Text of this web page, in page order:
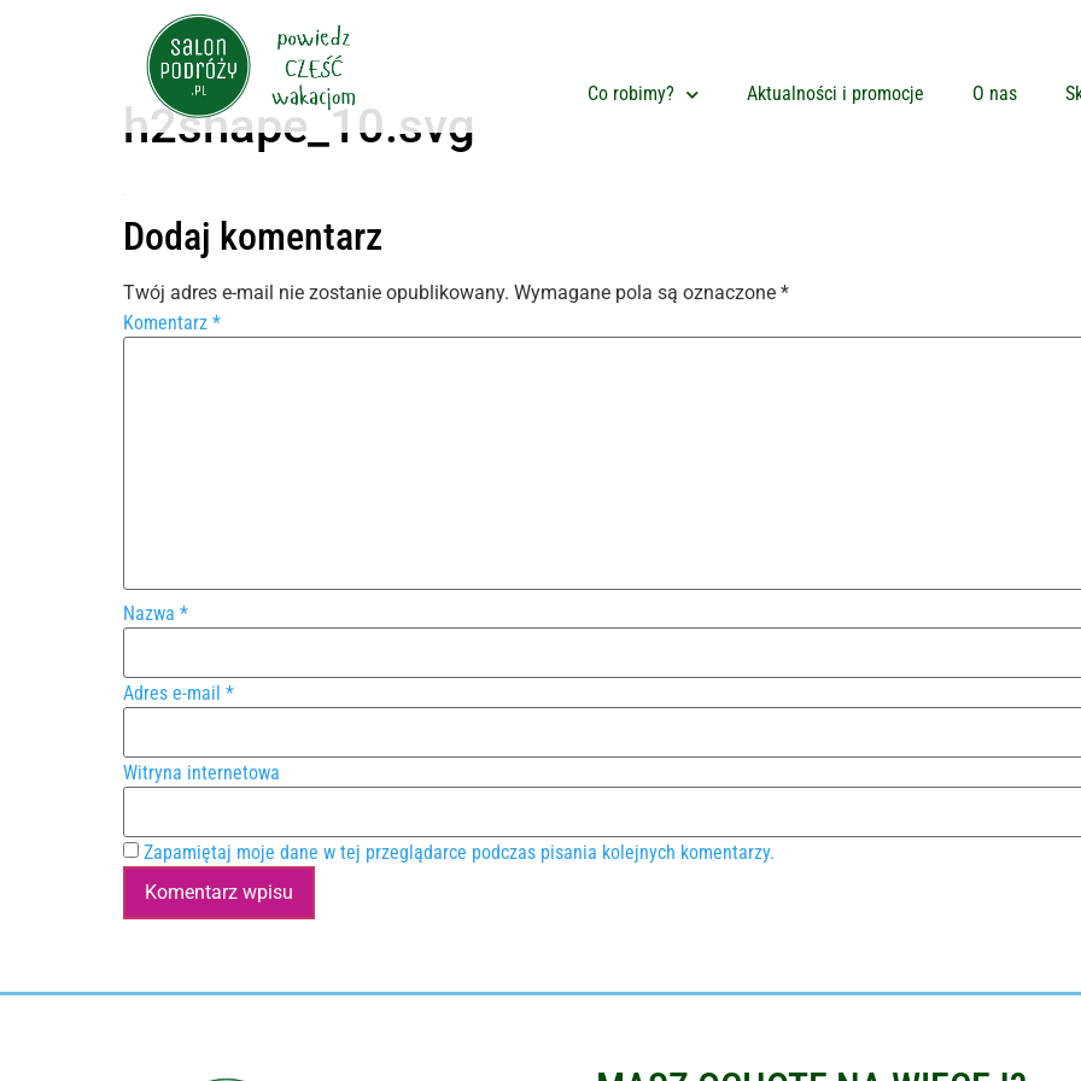
Co robimy? Aktualności i promocje O nas
h2shape_10.svg
Dodaj komentarz
Twój adres e-mail nie zostanie opublikowany. Wymagane pola są oznaczone *
Komentarz *
Nazwa *
Adres e-mail *
Witryna internetowa
Zapamiętaj moje dane w tej przeglądarce podczas pisania kolejnych komentarzy.